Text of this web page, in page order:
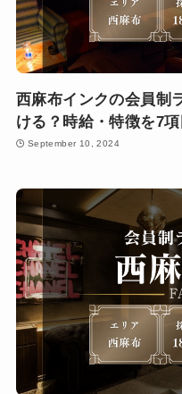
西麻布インクの会員制
ける？時給・特徴を7
September 10, 2024